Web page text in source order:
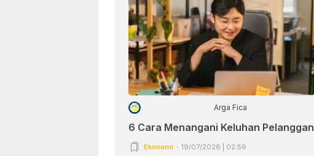
Arga Fica
6 Cara Menangani Keluhan Pelanggan
Ekonomi 19/07/2026 | 02:56